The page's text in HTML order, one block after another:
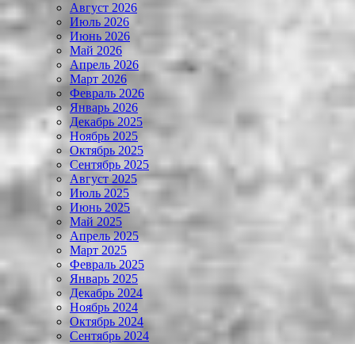
Август 2026
Июль 2026
Июнь 2026
Май 2026
Апрель 2026
Март 2026
Февраль 2026
Январь 2026
Декабрь 2025
Ноябрь 2025
Октябрь 2025
Сентябрь 2025
Август 2025
Июль 2025
Июнь 2025
Май 2025
Апрель 2025
Март 2025
Февраль 2025
Январь 2025
Декабрь 2024
Ноябрь 2024
Октябрь 2024
Сентябрь 2024